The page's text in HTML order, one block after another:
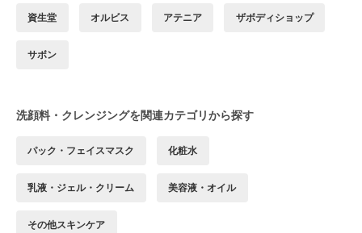
資生堂 オルビス アテニア ザボディショップ
サボン
洗顔料・クレンジングを関連カテゴリから探す
パック・フェイスマスク 化粧水
乳液・ジェル・クリーム 美容液・オイル
その他スキンケア